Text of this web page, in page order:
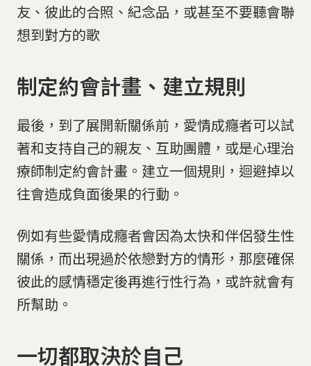
友、彼此的合照、紀念品，或甚至不要聽會聯
想到對方的歌
制定約會計畫、建立規則
最後，到了展開新關係前，愛情成癮者可以試
著和支持自己的親友、互助團體，或是心理治
療師制定約會計畫。建立一個規則，迴避掉以
往會造成負面後果的行動。
例如有些愛情成癮者會因為太快和伴侶發生性
關係，而出現過於依戀對方的情形，那麼確保
彼此的感情穩定後再進行性行為，或許就會有
所幫助。
一切都取決於自己